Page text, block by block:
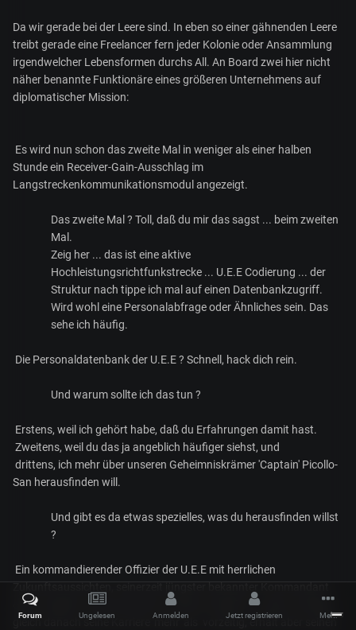
Da wir gerade bei der Leere sind. In eben so einer gähnenden Leere
treibt gerade eine Freelancer fern jeder Kolonie oder Ansammlung
irgendwelcher Lebensformen durchs All. An Board zwei hier nicht
näher benannte Funktionäre eines größeren Unternehmens auf
diplomatischer Mission:
Es wird nun schon das zweite Mal in weniger als einer halben
Stunde ein Receiver-Gain-Ausschlag im
Langstreckenkommunikationsmodul angezeigt.
Das zweite Mal ? Toll, daß du mir das sagst ... beim zweiten
Mal.
Zeig her ... das ist eine aktive
Hochleistungsrichtfunkstrecke ... U.E.E Codierung ... der
Struktur nach tippe ich mal auf einen Datenbankzugriff.
Wird wohl eine Personalabfrage oder Ähnliches sein. Das
sehe ich häufig.
Die Personaldatenbank der U.E.E ? Schnell, hack dich rein.
Und warum sollte ich das tun ?
Erstens, weil ich gehört habe, daß du Erfahrungen damit hast.
Zweitens, weil du das ja angeblich häufiger siehst, und
drittens, ich mehr über unseren Geheimniskrämer 'Captain' Picollo-
San herausfinden will.
Und gibt es da etwas spezielles, was du herausfinden willst
?
Ein kommandierender Offizier der U.E.E mit herrlichen
einer Fregatte, rettet bei einem Vanduul Angriff 31 Leben, kündigt
gleich danach seine Karriere 'mehr' als vorzeitig, erhält aber seinen
Forum Ungelesen Anmelden Jetzt registrieren Mehr